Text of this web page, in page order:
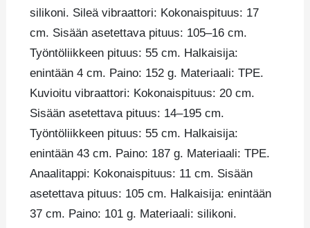
silikoni. Sileä vibraattori: Kokonaispituus: 17
cm. Sisään asetettava pituus: 105–16 cm.
Työntöliikkeen pituus: 55 cm. Halkaisija:
enintään 4 cm. Paino: 152 g. Materiaali: TPE.
Kuvioitu vibraattori: Kokonaispituus: 20 cm.
Sisään asetettava pituus: 14–195 cm.
Työntöliikkeen pituus: 55 cm. Halkaisija:
enintään 43 cm. Paino: 187 g. Materiaali: TPE.
Anaalitappi: Kokonaispituus: 11 cm. Sisään
asetettava pituus: 105 cm. Halkaisija: enintään
37 cm. Paino: 101 g. Materiaali: silikoni.